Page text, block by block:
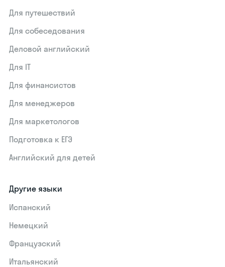
Для путешествий
Для собеседования
Деловой английский
Для IT
Для финансистов
Для менеджеров
Для маркетологов
Подготовка к ЕГЭ
Английский для детей
Другие языки
Испанский
Немецкий
Французский
Итальянский